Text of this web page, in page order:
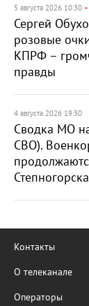
5 августа 2026 10:30
Сергей
розовые
КПРФ –
правды
4 августа 2026 19:30
Сводка МО
СВО).
Степногорска
Контакты
О телеканале
Операторы